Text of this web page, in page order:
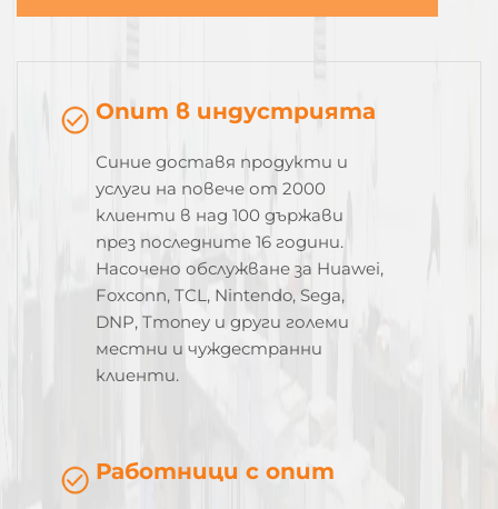
Опит в индустрията
Синие доставя продукти и
услуги на повече от 2000
клиенти в над 100 държави
през последните 16 години.
Насочено обслужване за Huawei,
Foxconn, TCL, Nintendo, Sega,
DNP, Tmoney и други големи
местни и чуждестранни
клиенти.
Работници с опит